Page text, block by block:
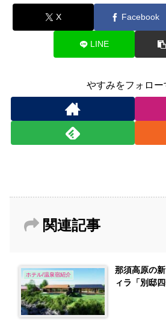
X Facebook
LINE
やすみをフォロー
関連記事
ホテル/温泉宿紹介
那須高原の
ィラ「別邸